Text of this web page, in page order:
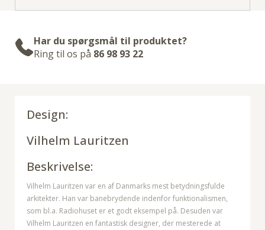
Har du spørgsmål til produktet?
Ring til os på 86 98 93 22
Design:
Vilhelm Lauritzen
Beskrivelse:
Vilhelm Lauritzen var en af Danmarks mest betydningsfulde
arkitekter. Han var banebrydende indenfor funktionalismen,
som bl.a. Radiohuset er et godt eksempel på. Desuden var
Vilhelm Lauritzen en fantastisk designer, der mesterede at